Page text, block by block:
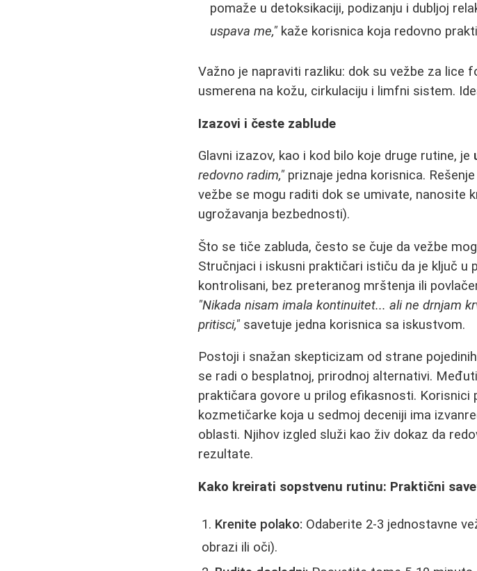
pomaže u detoksikaciji, podizanju i dubljoj
uspava me," kaže korisnica koja redovno
Važno je napraviti razliku: dok su vežbe za lice
usmerena na kožu, cirkulaciju i limfni sistem.
Izazovi i česte zablude
Glavni izazov, kao i kod bilo koje druge rutine, je
redovno radim," priznaje jedna korisnica.
vežbe se mogu raditi dok se umivate, nanosite
ugrožavanja bezbednosti).
Što se tiče zabluda, često se čuje da vežbe
Stručnjaci i iskusni praktičari ističu da je ključ u
kontrolisani, bez preteranog mrštenja ili
"Nikada nisam imala kontinuitet... ali ne drnjam
pritisci," savetuje jedna korisnica sa iskustvom.
Postoji i snažan skepticizam od strane
se radi o besplatnoj, prirodnoj alternativi.
praktičara govore u prilog efikasnosti. Korisnici
kozmetičarke koja u sedmoj deceniji ima
oblasti. Njihov izgled služi kao živ dokaz da
rezultate.
Kako kreirati sopstvenu rutinu: Praktični
Krenite polako: Odaberite 2-3 jednostavne
obrazi ili oči).